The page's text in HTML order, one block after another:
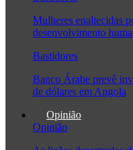
Mulheres enaltecidas
desenvolvimento
Bastidores
Banco Árabe prevê
de dólares em Angola
Opinião
Opinião